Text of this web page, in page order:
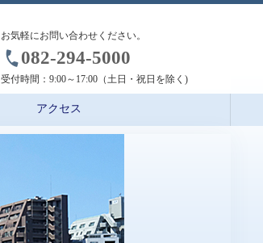
お気軽にお問い合わせください。
082-294-5000
受付時間： 9:00～17:00（土日・祝日を除く)
アクセス